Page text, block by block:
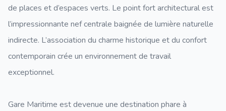
de places et d’espaces verts. Le point fort architectural est
l’impressionnante nef centrale baignée de lumière naturelle
indirecte. L’association du charme historique et du confort
contemporain crée un environnement de travail
exceptionnel.
Gare Maritime est devenue une destination phare à